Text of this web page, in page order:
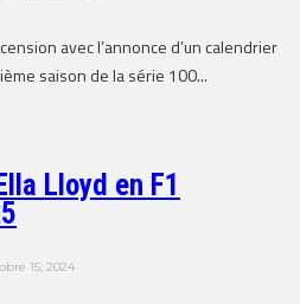
avec l’annonce d’un calendrier
saison de la série 100...
Lloyd en F1
15, 2024